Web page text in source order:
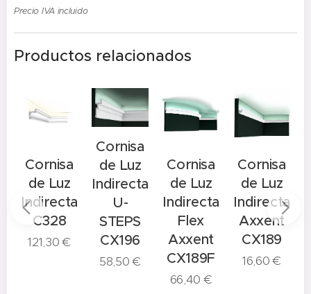
Precio IVA incluido
Productos relacionados
Cornisa
de Luz
Indirecta
C328
121,30€
Cornisa
de Luz
Indirecta
U-
STEPS
CX196
58,50€
Cornisa
de Luz
Indirecta
Flex
Axxent
CX189F
66,40 €
Cornisa
de Luz
Indirecta
Axxent
CX189
16,60€